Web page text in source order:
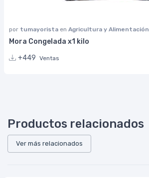
por tumayorista en Agricultura y Alimentación
Mora Congelada x1 kilo
+449 Ventas
Productos relacionados
Ver más relacionados